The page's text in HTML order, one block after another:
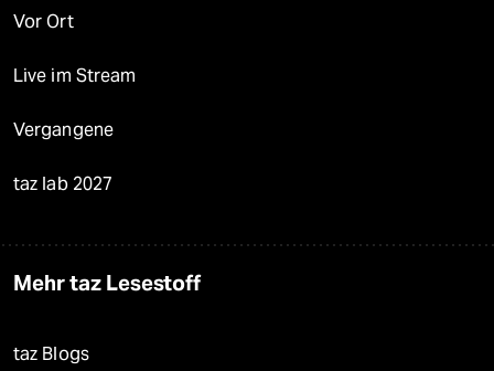
Vor Ort
Live im Stream
Vergangene
taz lab 2027
Mehr taz Lesestoff
taz Blogs